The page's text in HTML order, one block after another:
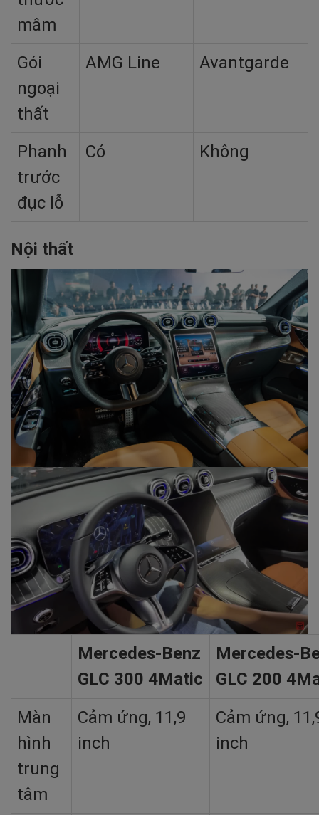
mâm
Gói
ngoại
thất
AMG Line Avantgarde
Phanh
trước
đục lỗ
Có Không
Nội thất
Mercedes-Benz
GLC 300 4Matic
Mercedes-
GLC 200
Màn
hình
trung
tâm
Cảm ứng, 11,9
inch
Cảm ứng,
inch